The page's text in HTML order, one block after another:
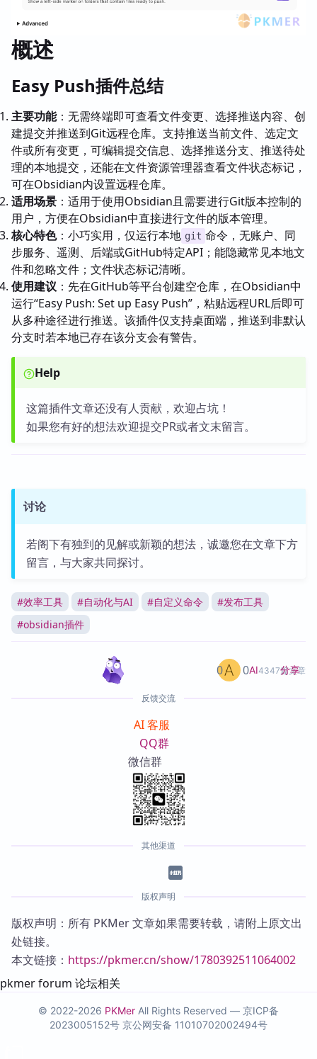
概述
Easy Push插件总结
主要功能：无需终端即可查看文件变更、选择推送内容、创
建提交并推送到Git远程仓库。支持推送当前文件、选定文
件或所有变更，可编辑提交信息、选择推送分支、推送待处
理的本地提交，还能在文件资源管理器查看文件状态标记，
可在Obsidian内设置远程仓库。
适用场景 ：适用于使用Obsidian且需要进行Git版本控制的
用户，方便在Obsidian中直接进行文件的版本管理。
核心特色：小巧实用，仅运行本地 git 命令，无账户、同
步服务、遥测、后端或GitHub特定API；能隐藏常见本地文
件和忽略文件；文件状态标记清晰。
使用建议 ：先在GitHub等平台创建空仓库，在Obsidian中
运行“Easy Push: Set up Easy Push”，粘贴远程URL后即可
从多种途径进行推送。该插件仅支持桌面端，推送到非默认
分支时若本地已存在该分支会有警告。
Help
这篇插件文章还没有人贡献，欢迎占坑！
如果您有好的想法欢迎提交PR或者文末留言。
讨论
若阁下有独到的见解或新颖的想法，诚邀您在文章下方
留言，与大家共同探讨。
#效率工具 #自动化与AI #自定义命令 #发布工具
#obsidian插件
AI4347篇文章
0 0 分享
反馈交流
AI 客服
QQ群
微信群
其他渠道
版权声明
版权声明：所有 PKMer 文章如果需要转载，请附上原文出
处链接。
本文链接： https://pkmer.cn/show/1780392511064002
pkmer forum 论坛相关
© 2022-2026 PKMer All Rights Reserved — 京ICP备
2023005152号 京公网安备 11010702002494号